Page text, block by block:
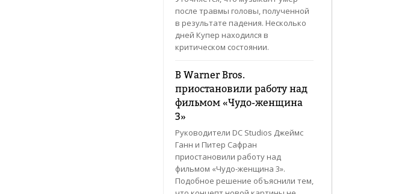
после травмы головы, полученной
в результате падения. Несколько
дней Купер находился в
критическом состоянии.
В Warner Bros.
приостановили работу над
фильмом «Чудо-женщина
3»
Руководители DC Studios Джеймс
Ганн и Питер Сафран
приостановили работу над
фильмом «Чудо-женщина 3».
Подобное решение объяснили тем,